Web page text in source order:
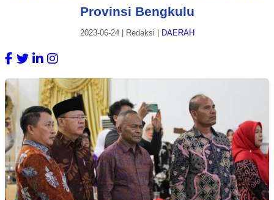
Provinsi Bengkulu
2023-06-24| Redaksi DAERAH